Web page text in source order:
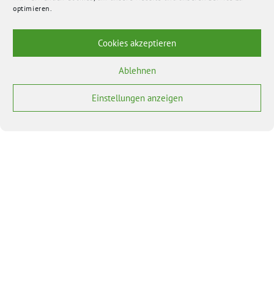
optimieren.
Cookies akzeptieren
Ablehnen
Einstellungen anzeigen